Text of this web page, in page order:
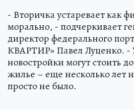
- Вторичка устаревает как
морально, - подчеркивает
директор федерального
КВАРТИР» Павел Луценко. -
новостройки могут стоить
жилье – еще несколько лет
просто не было.